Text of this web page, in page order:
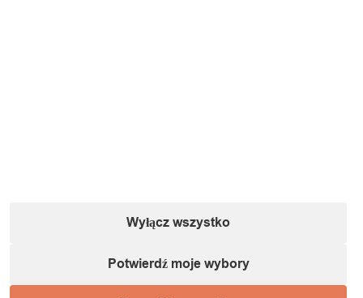
Wyłącz wszystko
Potwierdź moje wybory